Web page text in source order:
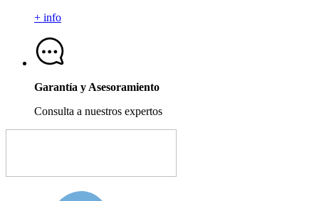
+ info
Garantía y Asesoramiento
Consulta a nuestros expertos